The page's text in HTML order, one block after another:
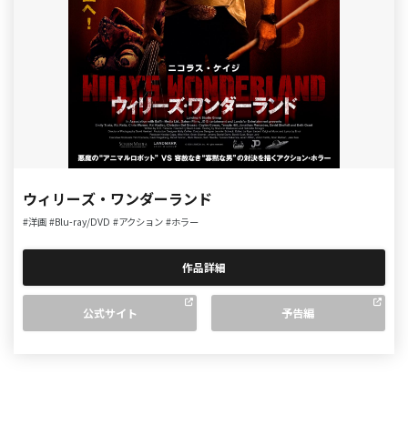
ウィリーズ・ワンダーランド
#洋画 #Blu-ray/DVD #アクション #ホラー
作品詳細
公式サイト 予告編